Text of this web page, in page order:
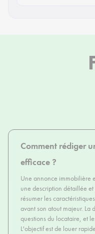
Comment rédiger
efficace ?
Une annonce immobilière
une description détaillée
résumer les
avant son atout majeur. La
questions du locataire, et
L'objectif est de louer